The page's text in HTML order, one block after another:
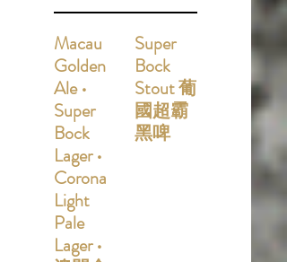
Macau
Golden
Ale •
Super
Bock
Lager •
Corona
Light
Pale
Lager •
Super
Bock
Stout 葡
國超霸
黑啤